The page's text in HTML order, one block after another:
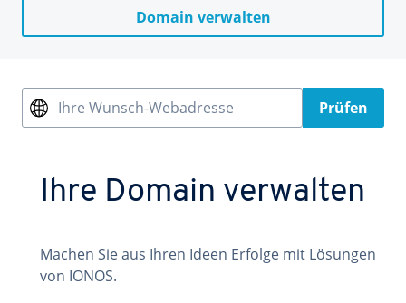
Domain verwalten
Ihre Wunsch-Webadresse Prüfen
Ihre Domain verwalten
Machen Sie aus Ihren Ideen Erfolge mit Lösungen
von IONOS.